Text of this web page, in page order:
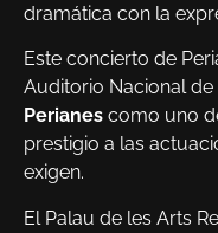
dramática con la
Este concierto de
Auditorio Nacional
Perianes como uno
prestigio a las
exigen.
El Palau de les Arts